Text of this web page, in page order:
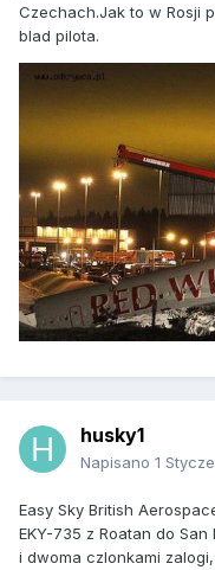
Czechach.Jak to w Rosji
blad pilota.
husky1
Napisano 1
Easy Sky British
EKY-735 z Roatan do
i dwoma czlonkami